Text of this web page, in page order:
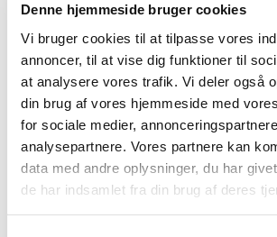
Denne hjemmeside bruger cookies
Vi bruger cookies til at tilpasse vores
annoncer, til at vise dig funktioner til
at analysere vores trafik. Vi deler også
din brug af vores hjemmeside med
for sociale medier,
analysepartnere. Vores partnere kan
data med andre oplysninger, du har
de har indsamlet fra din brug af deres